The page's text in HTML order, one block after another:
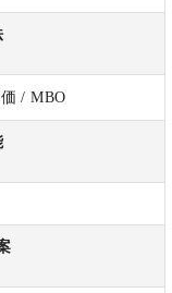
/ MBO